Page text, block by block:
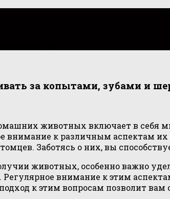
за копытами, зубами и
животных включает в себя
внимание к различным аспектам
Заботясь о них, вы
животных, особенно важно
внимание к этим
к этим вопросам позволит